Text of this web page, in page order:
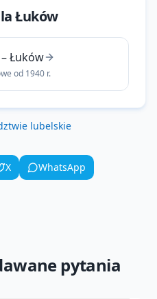
Łuków
–Łuków
od 1940 r.
lubelskie
X
WhatsApp
pytania